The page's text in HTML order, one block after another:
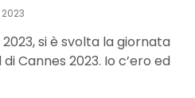
si è svolta la giornata
Cannes 2023. Io c’ero ed